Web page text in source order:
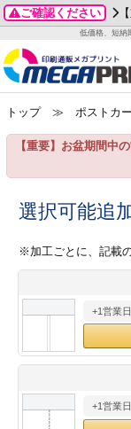
ご確認ください
低価格、短納
グッズ
ステッカー
ックカード印刷
業ツール印刷
＆盛り上げ印刷
お客様へ
いて
方法
/送料について
刷
カード印刷
ックカード名刺
ムカード
型マル型印刷
ード印刷
成前に
ガイド
加工指示ガイド
ード印刷
名刺印刷
ックカード
ード印刷
形マル型
一覧
わせ
り
プル請求
2026年 8月
月
火 水
3
4 5 6
24
25 26
1
2 3
9
14
15 16
28
29 30
トップ≫ ポストカー
【重要】お盆期間中
選択可能追
※加工ごとに、記載
+1営業日
+1営業日